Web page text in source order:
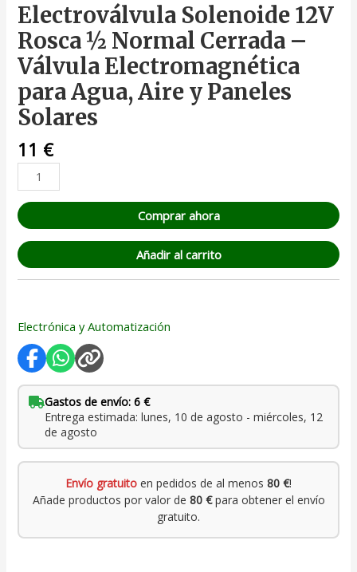
Electroválvula Solenoide 12V
Rosca ½ Normal Cerrada –
Válvula Electromagnética
para Agua, Aire y Paneles
Solares
11 €
Comprar ahora
Añadir al carrito
Electrónica y Automatización
Gastos de envío: 6 €
Entrega estimada: lunes, 10 de agosto - miércoles, 12
de agosto
Envío gratuito en pedidos de al menos 80 €!
Añade productos por valor de 80 €para obtener el envío
gratuito.